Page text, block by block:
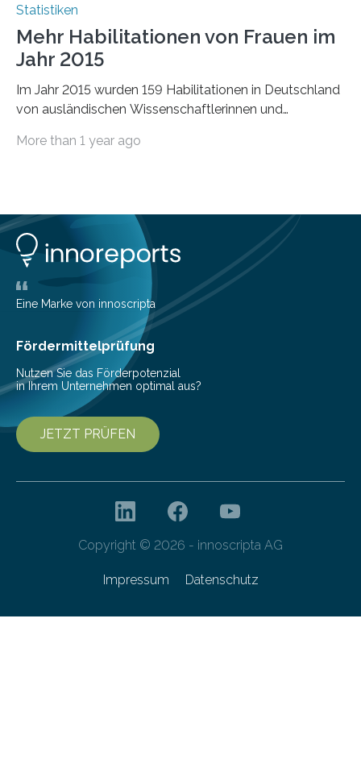
Statistiken
Mehr Habilitationen von Frauen im
Jahr 2015
Im Jahr 2015 wurden 159 Habilitationen in Deutschland
von ausländischen Wissenschaftlerinnen und
More than 1 year ago
Eine Marke von innoscripta
Fördermittelprüfung
Nutzen Sie das Förderpotenzial
in Ihrem Unternehmen optimal aus?
JETZT PRÜFEN
Copyright © 2026 - innoscripta AG
Impressum Datenschutz